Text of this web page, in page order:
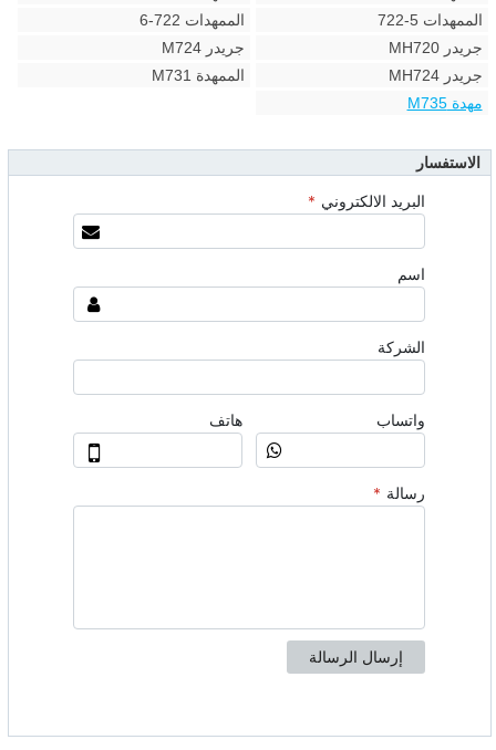
الممهدات 5-722
الممهدات 722-6
جريدر MH720
جريدر M724
جريدر MH724
الممهدة M731
مهدة M735
الاستفسار